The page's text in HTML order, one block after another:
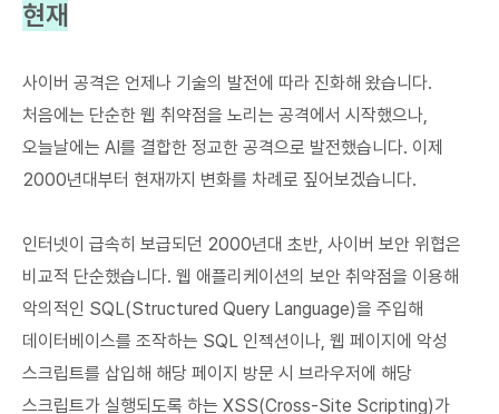
현재
사이버 공격은 언제나 기술의 발전에 따라 진화해 왔습니다.
처음에는 단순한 웹 취약점을 노리는 공격에서 시작했으나,
오늘날에는 AI를 결합한 정교한 공격으로 발전했습니다. 이제
2000년대부터 현재까지 변화를 차례로 짚어보겠습니다.
인터넷이 급속히 보급되던 2000년대 초반, 사이버 보안 위협은
비교적 단순했습니다. 웹 애플리케이션의 보안 취약점을 이용해
악의적인 SQL(Structured Query Language)을 주입해
데이터베이스를 조작하는 SQL 인젝션이나, 웹 페이지에 악성
스크립트를 삽입해 해당 페이지 방문 시 브라우저에 해당
스크립트가 실행되도록 하는 XSS(Cross-Site Scripting)가